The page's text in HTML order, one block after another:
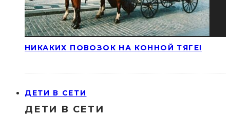
НИКАКИХ ПОВОЗОК НА КОННОЙ ТЯГЕ!
ДЕТИ В СЕТИ
ДЕТИ В СЕТИ